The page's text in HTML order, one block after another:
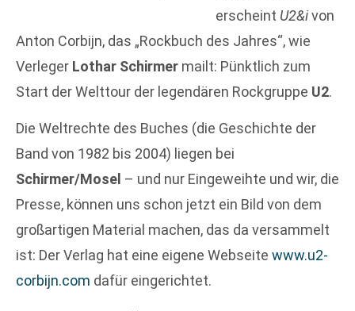
erscheint U2&ivon
Anton Corbijn, das „Rockbuch des Jahres“, wie
Verleger Lothar Schirmer mailt: Pünktlich zum
Start der Welttour der legendären Rockgruppe U2.
Die Weltrechte des Buches (die Geschichte der
Band von 1982 bis 2004) liegen bei
Schirmer/Mosel – und nur Eingeweihte und wir, die
Presse, können uns schon jetzt ein Bild von dem
großartigen Material machen, das da versammelt
ist: Der Verlag hat eine eigene Webseite www.u2-
corbijn.com dafür eingerichtet.